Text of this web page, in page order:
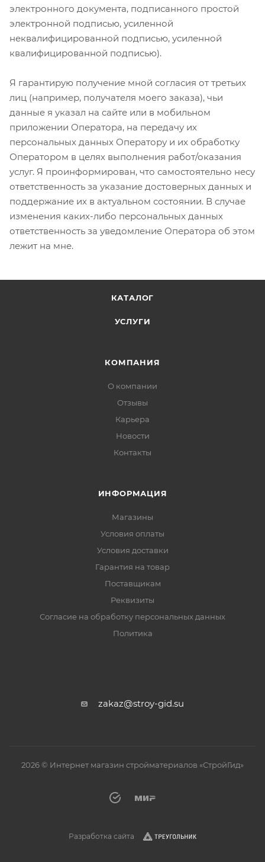
электронного документа, подписанного простой
электронной подписью, усиленной
неквалифицированной подписью, усиленной
квалифицированной подписью).
Я гарантирую получение мной согласия от третьих
лиц (например, получателя моего заказа), чьи
данные я указал на сайте или в мобильном
приложении Оператора, на передачу их
персональных данных Оператору и их обработку
Оператором в целях выполнения работ/оказания
услуг. Я проинформирован, что самостоятельно несу
ответственность за указание достоверных данных и
поддержание их в актуальном состоянии. В случае
изменения каких-либо персональных данных
ответственность за уведомление Оператора об этом
лежит на мне.
КАТАЛОГ
УСЛУГИ
КОМПАНИЯ
О компании
Отзывы
Карьера
Новости
Контакты
ИНФОРМАЦИЯ
Магазины
Условия оплаты
Условия доставки
Гарантия на товар
Поставщикам
Реквизиты
Согласие на обработку персональных данных
Политика
zakaz@stroy-gid.su
2026 © Интернет магазин стройматериалов «СтройГид»
Разработка сайта